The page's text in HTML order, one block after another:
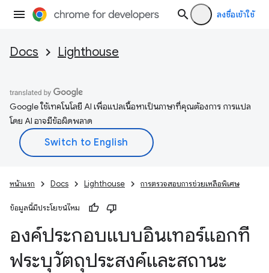
ลงชื่อเข้าใช้
Docs Lighthouse
Google ใช้เทคโนโลยี AI เพื่อแปลเนื้อหาเป็นภาษาที่คุณต้องการ การแปล
โดย AI อาจมีข้อผิดพลาด
หน้าแรก Docs Lighthouse การตรวจสอบการช่วยเหลือพิเศษ
ข้อมูลนี้มีประโยชน์ไหม
องค์ประกอบแบบอินเทอร์แอกที
ฟระบุวัตถุประสงค์และสถานะ